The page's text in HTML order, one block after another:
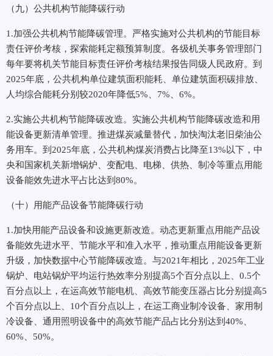
（九）公共机构节能降碳行动
1.加强公共机构节能降碳管理。严格实施对公共机构的节能目标
责任评价考核，探索能耗定额预算制度。各级机关事务管理部门
每年要将机关节能目标责任评价考核结果报告同级人民政府。到
2025年底，公共机构单位建筑面积能耗、单位建筑面积碳排放、
人均综合能耗分别较2020年降低5%、7%、6%。
2.实施公共机构节能降碳改造。实施公共机构节能降碳改造和用
能设备更新清单管理。推进煤炭减量替代，加快淘汰老旧柴油公
务用车。到2025年底，公共机构煤炭消费占比降至13%以下，中
央和国家机关新增锅炉、变配电、电梯、供热、制冷等重点用能
设备能效先进水平占比达到80%。
（十）用能产品设备节能降碳行动
1.加快用能产品设备和设施更新改造。动态更新重点用能产品设
备能效先进水平、节能水平和准入水平，推动重点用能设备更新
升级，加快数据中心节能降碳改造。与2021年相比，2025年工业
锅炉、电站锅炉平均运行热效率分别提高5个百分点以上、0.5个
百分点以上，在运高效节能电机、高效节能变压器占比分别提高5
个百分点以上、10个百分点以上，在运工商业制冷设备、家用制
冷设备、通用照明设备中的高效节能产品占比分别达到40%、
60%、50%。